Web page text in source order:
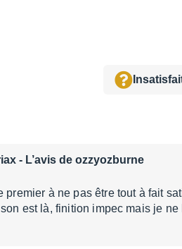
- L’avis de ozzyozburne
premier à ne pas être tout à fait
est là, finition impec mais je